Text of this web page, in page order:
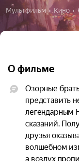
Мультфильм  •  Кино  •
О фильме
Озорные
представить
легендарным
сказаний.
друзья
волшебном
а воздух